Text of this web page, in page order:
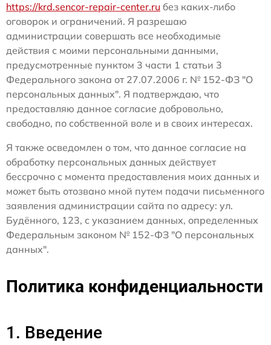
https://krd.sencor-repair-center.ru без каких-либо
оговорок и ограничений. Я разрешаю
администрации совершать все необходимые
действия с моими персональными данными,
предусмотренные пунктом 3 части 1 статьи 3
Федерального закона от 27.07.2006 г. № 152-ФЗ "О
персональных данных". Я подтверждаю, что
предоставляю данное согласие добровольно,
свободно, по собственной воле и в своих интересах.
Я также осведомлен о том, что данное согласие на
обработку персональных данных действует
бессрочно с момента предоставления моих данных и
может быть отозвано мной путем подачи письменного
заявления администрации сайта по адресу: ул.
Будённого, 123, с указанием данных, определенных
Федеральным законом № 152-ФЗ "О персональных
данных".
Политика конфиденциальности
1. Введение